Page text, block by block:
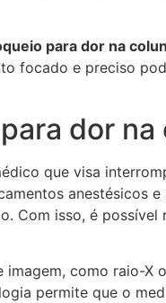
para dor na
focado e preciso
dor na
que visa
anestésicos
Com isso, é possível
como raio-X
permite que o